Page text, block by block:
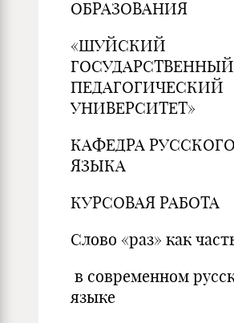
ОБРАЗОВАНИЯ
«ШУЙСКИЙ
ГОСУДАРСТВЕННЫЙ
ПЕДАГОГИЧЕСКИЙ
УНИВЕРСИТЕТ»
КАФЕДРА РУССКОГО
ЯЗЫКА
КУРСОВАЯ РАБОТА
Слово «раз» как
в современном
языке